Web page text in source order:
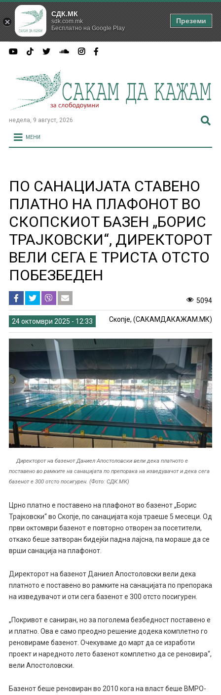
недела, 9 август, 2026
МЕНИ
ПО САНАЦИЈАТА СТАВЕНО
ПЛАТНО НА ПЛАФОНОТ ВО
СКОПСКИОТ БАЗЕН „БОРИС
ТРАЈКОВСКИ“, ДИРЕКТОРОТ
ВЕЛИ СЕГА Е ТРИСТА ОТСТО
ПОБЕЗБЕДЕН
5094
24 октомври 2025 - 12:33 Скопје, (САКАМДАКАЖАМ.МК)
Директорот на базенот Даниел Апостоловски вели дека платното е
поставено во рамките на санацијата по препорака на изведувачот и дека сега
базенот е 300 отсто посигурен. (Фото: СДК.МК)
Црно платно е поставено на плафонот во базенот „Борис
Трајковски“ во Скопје, по санацијата која траеше 5 месеци. Од
први октомври базенот е повторно отворен за посетители,
откако беше затворан бидејќи падна лајсна, па мораше да се
врши санација на плафонот.
Директорот на базенот Даниел Апостоловски вели дека
платното е поставено во рамките на санацијата по препорака
на изведувачот и оти сега базенот е 300 отсто посигурен.
„Покривот е саниран, но за поголема безбедност поставено е
и платно. Ова е само преодно решение додека комплетно го
реновираме базенот. Очекуваме до март да се изработи
проект и наредното лето базенот комплетно да се реновира“,
вели Апостоловски.
Базенот беше реновиран во 2010 кога на власт беше ВМРО-
СДК.МК
sdk.com.mk
Бесплатно на Google Play
Преземи